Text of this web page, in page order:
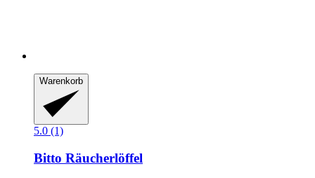
Warenkorb
5.0 (1)
Bitto Räucherlöffel